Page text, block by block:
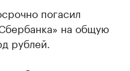
погасил
на общую
рублей.